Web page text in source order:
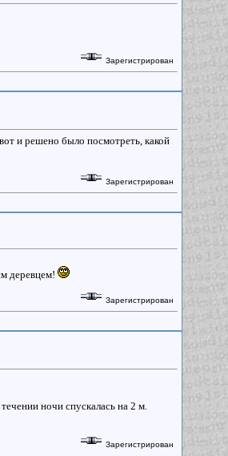
Зарегистрирован
и решено было посмотреть, какой
Зарегистрирован
деревцем!
Зарегистрирован
ночи спускалась на 2 м.
Зарегистрирован